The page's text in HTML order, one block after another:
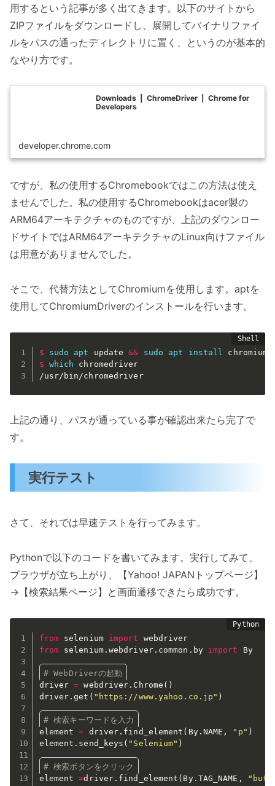
用するという記事が多く出てきます。以下のサイトから
ZIPファイルをダウンロードし、展開してバイナリファイ
ルをパスの通ったディレクトリに置く、というのが基本的
なやり方です。
Downloads | ChromeDriver | Chrome for
Developers
developer.chrome.com
ですが、私の使用するChromebookではこの方法は使え
ませんでした。私の使用するChromebookはacer製の
ARM64アーキテクチャのものですが、上記のダウンロー
ドサイトではARM64アーキテクチャのLinux向けファイル
は用意がありませんでした。
そこで、代替方法としてChromiumを使用します。aptを
使用してChromiumDriverのインストールを行います。
$ sudo apt update && sudo apt install
$ which chromedriver
/usr/bin/chromedriver
上記の通り、パスが通っている事が確認出来たら完了で
す。
実行テスト
さて、それでは早速テストを行ってみます。
Pythonで以下のコードを書いてみます。実行してみて、
ブラウザが立ち上がり、【Yahoo! JAPANトップページ】
→【検索結果ページ】と画面遷移できたら成功です。
from selenium import
from selenium. webdriver. common . by import By
# WebDriverの起動
driver = webdriver . Chrome ( )
driver .get ( "https://www.yahoo.co.jp" )
# 検索キーワードを入力
element = driver . find_element ( By. NAME , "p" )
element . send_keys ( "Selenium" )
# 検索ボタンをクリック
element =driver . find_element ( By. TAG_NAME ,